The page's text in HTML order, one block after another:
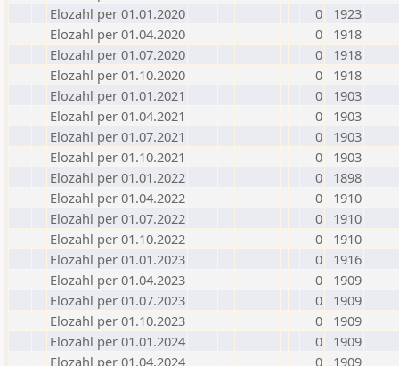
Elozahl per 01.01.2020
0
1923
Elozahl per 01.04.2020
0
1918
Elozahl per 01.07.2020
0
1918
Elozahl per 01.10.2020
0
1918
Elozahl per 01.01.2021
0
1903
Elozahl per 01.04.2021
0
1903
Elozahl per 01.07.2021
0
1903
Elozahl per 01.10.2021
0
1903
Elozahl per 01.01.2022
0
1898
Elozahl per 01.04.2022
0
1910
Elozahl per 01.07.2022
0
1910
Elozahl per 01.10.2022
0
1910
Elozahl per 01.01.2023
0
1916
Elozahl per 01.04.2023
0
1909
Elozahl per 01.07.2023
0
1909
Elozahl per 01.10.2023
0
1909
Elozahl per 01.01.2024
0
1909
Elozahl per 01.04.2024
0
1909